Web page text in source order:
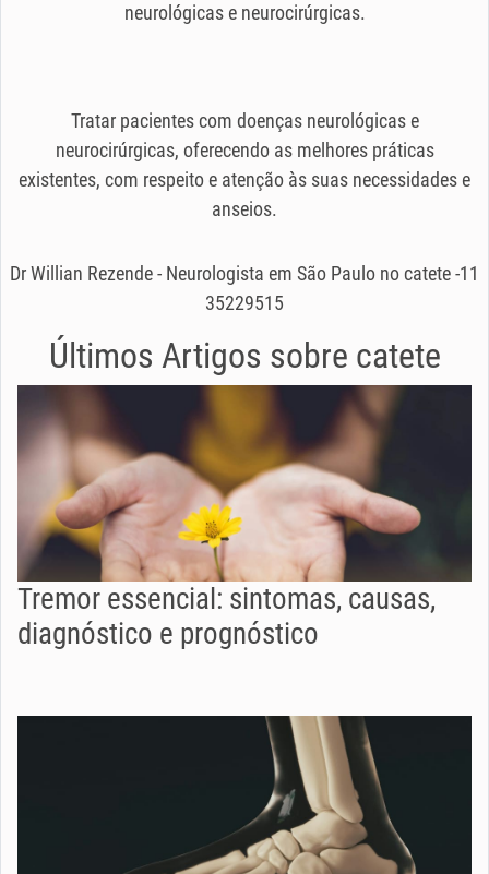
neurológicas e neurocirúrgicas.
Tratar pacientes com doenças neurológicas e
neurocirúrgicas, oferecendo as melhores práticas
existentes, com respeito e atenção às suas necessidades e
anseios.
Dr Willian Rezende - Neurologista em São Paulo no catete -11
35229515
Últimos Artigos sobre catete
Tremor essencial: sintomas, causas,
diagnóstico e prognóstico